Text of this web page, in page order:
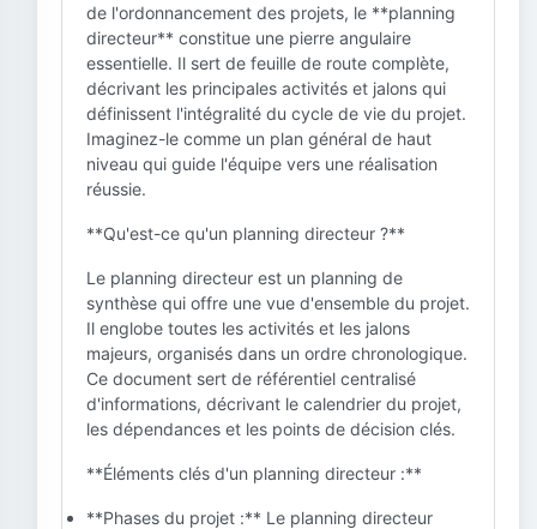
de l'ordonnancement des projets, le **planning
directeur** constitue une pierre angulaire
essentielle. Il sert de feuille de route complète,
décrivant les principales activités et jalons qui
définissent l'intégralité du cycle de vie du projet.
Imaginez-le comme un plan général de haut
niveau qui guide l'équipe vers une réalisation
réussie.
**Qu'est-ce qu'un planning directeur ?**
Le planning directeur est un planning de
synthèse qui offre une vue d'ensemble du projet.
Il englobe toutes les activités et les jalons
majeurs, organisés dans un ordre chronologique.
Ce document sert de référentiel centralisé
d'informations, décrivant le calendrier du projet,
les dépendances et les points de décision clés.
**Éléments clés d'un planning directeur :**
**Phases du projet :** Le planning directeur